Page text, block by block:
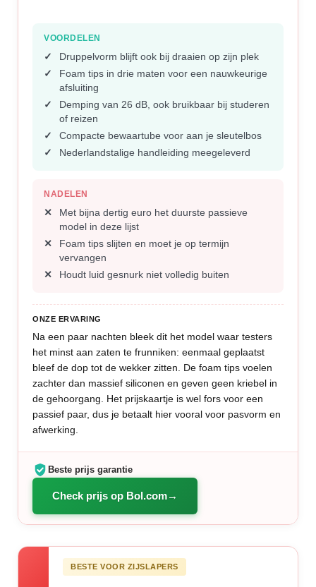
VOORDELEN
Druppelvorm blijft ook bij draaien op zijn plek
Foam tips in drie maten voor een nauwkeurige
afsluiting
Demping van 26 dB, ook bruikbaar bij studeren
of reizen
Compacte bewaartube voor aan je sleutelbos
Nederlandstalige handleiding meegeleverd
NADELEN
Met bijna dertig euro het duurste passieve
model in deze lijst
Foam tips slijten en moet je op termijn
vervangen
Houdt luid gesnurk niet volledig buiten
ONZE ERVARING
Na een paar nachten bleek dit het model waar testers
het minst aan zaten te frunniken: eenmaal geplaatst
bleef de dop tot de wekker zitten. De foam tips voelen
zachter dan massief siliconen en geven geen kriebel in
de gehoorgang. Het prijskaartje is wel fors voor een
passief paar, dus je betaalt hier vooral voor pasvorm en
afwerking.
Beste prijs garantie
Check prijs op Bol.com
BESTE VOOR ZIJSLAPERS